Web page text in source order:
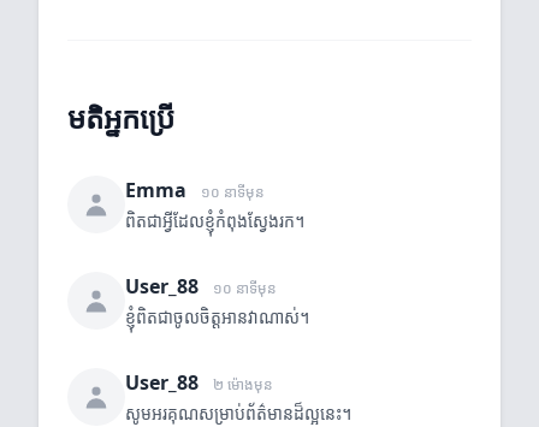
មតិអ្នកប្រើ
Emma ១០ នាទីមុន
ពិតជាអ្វីដែលខ្ញុំកំពុងស្វែងរក។
User_88 ១០ នាទីមុន
ខ្ញុំពិតជាចូលចិត្តអានវាណាស់។
User_88 ២ ម៉ោងមុន
សូមអរគុណសម្រាប់ព័ត៌មានដ៏ល្អនេះ។